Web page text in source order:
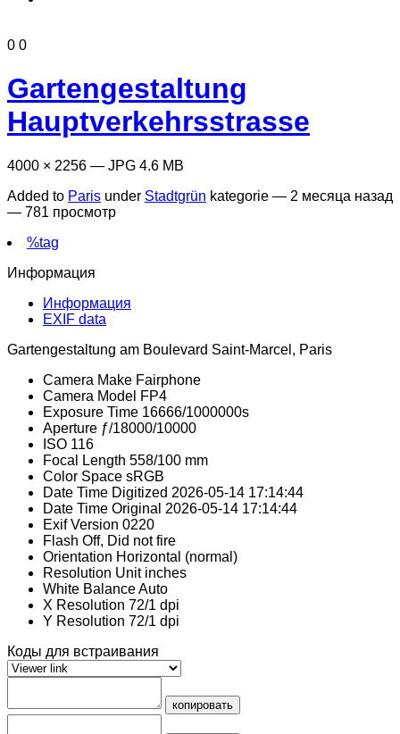
0 0
Gartengestaltung
Hauptverkehrsstrasse
4000 × 2256 — JPG 4.6 MB
Added to Paris under Stadtgrün kategorie — 2 месяца назад
— 781 просмотр
%tag
Информация
Информация
EXIF data
Gartengestaltung am Boulevard Saint-Marcel, Paris
Camera Make Fairphone
Camera Model FP4
Exposure Time 16666/1000000s
Aperture ƒ/18000/10000
ISO 116
Focal Length 558/100 mm
Color Space sRGB
Date Time Digitized 2026-05-14 17:14:44
Date Time Original 2026-05-14 17:14:44
Exif Version 0220
Flash Off, Did not fire
Orientation Horizontal (normal)
Resolution Unit inches
White BalanceAuto
X Resolution 72/1 dpi
Y Resolution 72/1 dpi
Коды для встраивания
копировать